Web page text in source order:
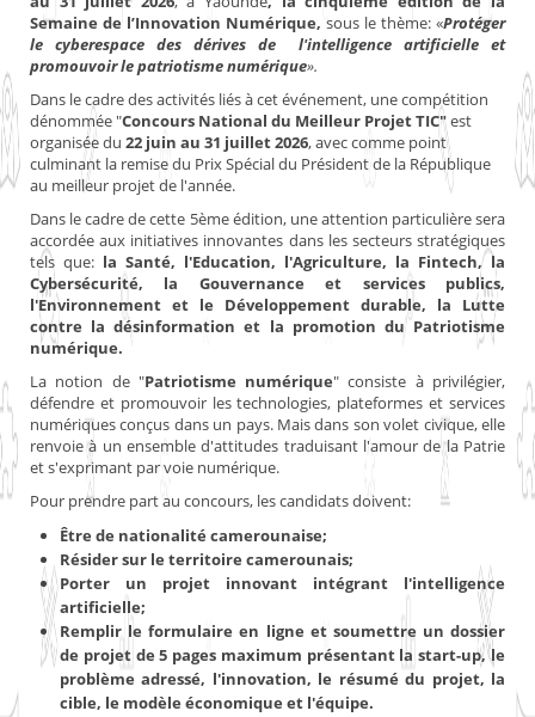
Semaine de l’Innovation Numérique, sous le thème: «Protéger
le cyberespace des dérives de l'intelligence artificielle et
promouvoir le patriotisme numérique».
Dans le cadre des activités liés à cet événement, une compétition
dénommée "Concours National du Meilleur Projet TIC"est
organisée du 22 juin au 31 juillet 2026, avec comme point
culminant la remise du Prix Spécial du Président de la République
au meilleur projet de l'année.
Dans le cadre de cette 5ème édition, une attention particulière sera
accordée aux initiatives innovantes dans les secteurs stratégiques
tels que: la Santé, l'Education, l'Agriculture, la Fintech, la
Cybersécurité, la Gouvernance et services publics,
l'Environnement et le Développement durable, la Lutte
contre la désinformation et la promotion du Patriotisme
numérique.
La notion de "Patriotisme numérique" consiste à privilégier,
défendre et promouvoir les technologies, plateformes et services
numériques conçus dans un pays. Mais dans son volet civique, elle
renvoie à un ensemble d'attitudes traduisant l'amour de la Patrie
et s'exprimant par voie numérique.
Pour prendre part au concours, les candidats doivent:
Être de nationalité camerounaise;
Résider sur le territoire camerounais;
Porter un projet innovant intégrant l'intelligence
artificielle;
Remplir le formulaire en ligne et soumettre un dossier
de projet de 5 pages maximum présentant la start-up, le
problème adressé, l'innovation, le résumé du projet, la
cible, le modèle économique et l'équipe.